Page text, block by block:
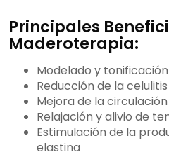
Principales
Maderoterapia:
Modelado y
Reducción de la
Mejora de la
Relajación y alivio de
Estimulación de la
elastina